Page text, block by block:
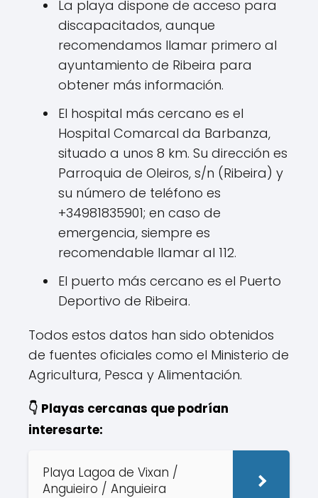
La playa dispone de acceso para
discapacitados, aunque
recomendamos llamar primero al
ayuntamiento de Ribeira para
obtener más información.
El hospital más cercano es el
Hospital Comarcal da Barbanza,
situado a unos 8 km. Su dirección es
Parroquia de Oleiros, s/n (Ribeira) y
su número de teléfono es
+34981835901; en caso de
emergencia, siempre es
recomendable llamar al 112.
El puerto más cercano es el Puerto
Deportivo de Ribeira.
Todos estos datos han sido obtenidos
de fuentes oficiales como el Ministerio de
Agricultura, Pesca y Alimentación.
👇 Playas cercanas que podrían
interesarte:
Playa Lagoa de Vixan /
Anguieiro / Anguieira